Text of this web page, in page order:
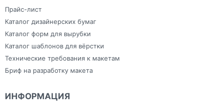
Прайс-лист
Каталог дизайнерских бумаг
Каталог форм для вырубки
Каталог шаблонов для вёрстки
Технические требования к макетам
Бриф на разработку макета
ИНФОРМАЦИЯ